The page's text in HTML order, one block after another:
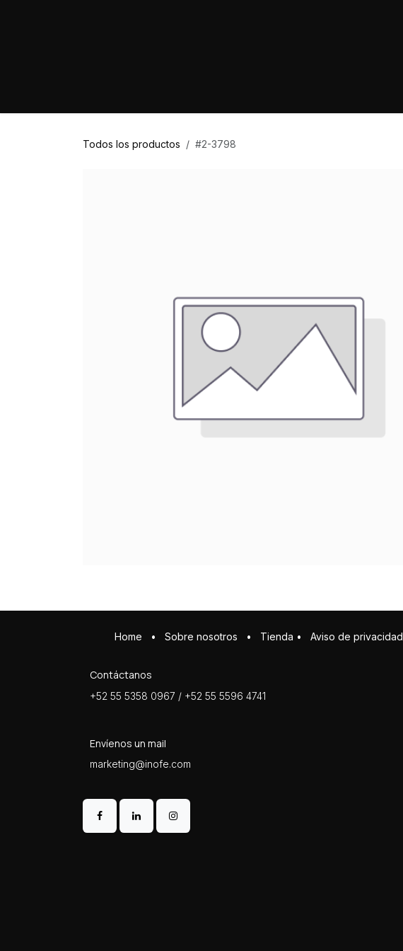
Todos los productos #2-3798
Home • Sobre ​n​osotros • Tienda • Aviso de privacidad
Contáctanos
+52 55 5358 0967 / +52 55 5596 4741
Envíenos un mail
marketing@inofe.com